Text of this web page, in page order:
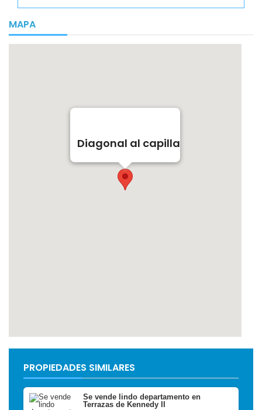
MAPA
Diagonal al capilla
PROPIEDADES SIMILARES
Se vende lindo departamento en
Terrazas de Kennedy II